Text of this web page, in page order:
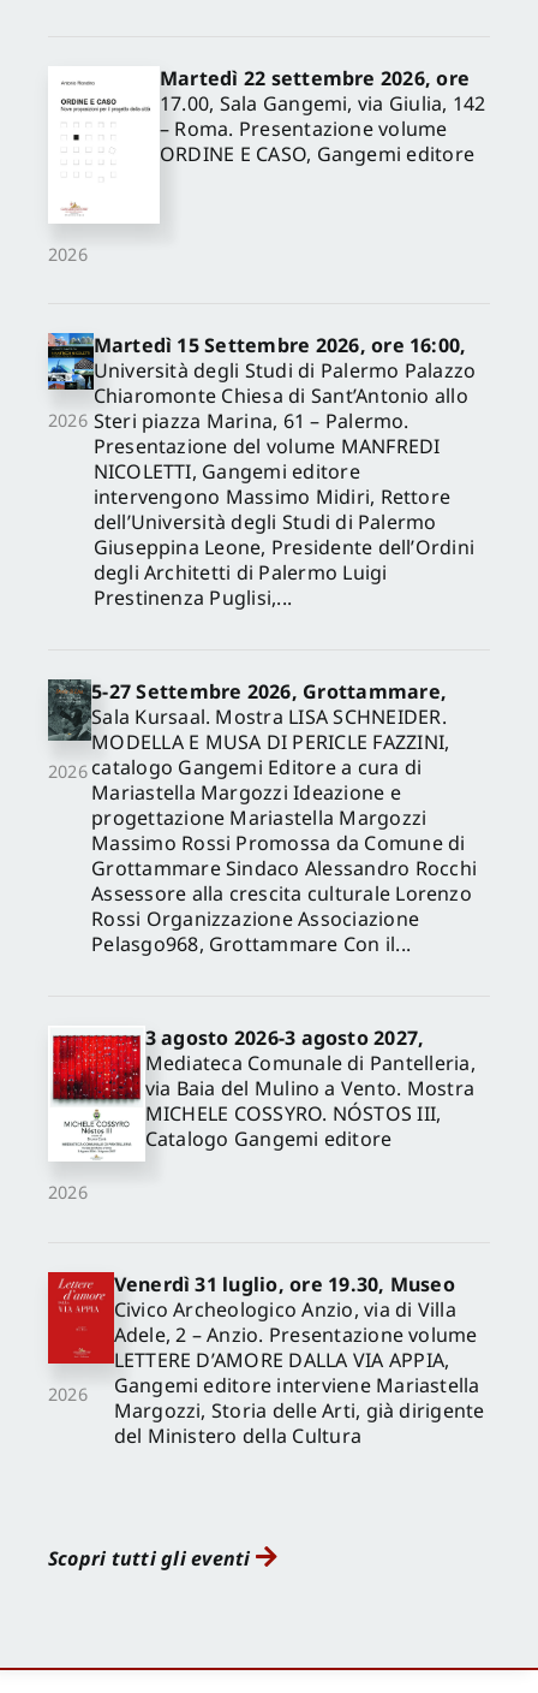
2026
Martedì 22 settembre 2026, ore
17.00, Sala Gangemi, via Giulia, 142
– Roma. Presentazione volume
ORDINE E CASO, Gangemi editore
2026
Martedì 15 Settembre 2026, ore 16:00,
Università degli Studi di Palermo Palazzo
Chiaromonte Chiesa di Sant’Antonio allo
Steri piazza Marina, 61 – Palermo.
Presentazione del volume MANFREDI
NICOLETTI, Gangemi editore
intervengono Massimo Midiri, Rettore
dell’Università degli Studi di Palermo
Giuseppina Leone, Presidente dell’Ordini
degli Architetti di Palermo Luigi
Prestinenza Puglisi,...
2026
5-27 Settembre 2026, Grottammare,
Sala Kursaal. Mostra LISA SCHNEIDER.
MODELLA E MUSA DI PERICLE FAZZINI,
catalogo Gangemi Editore a cura di
Mariastella Margozzi Ideazione e
progettazione Mariastella Margozzi
Massimo Rossi Promossa da Comune di
Grottammare Sindaco Alessandro Rocchi
Assessore alla crescita culturale Lorenzo
Rossi Organizzazione Associazione
Pelasgo968, Grottammare Con il...
2026
3 agosto 2026-3 agosto 2027,
Mediateca Comunale di Pantelleria,
via Baia del Mulino a Vento. Mostra
MICHELE COSSYRO. NÓSTOS III,
Catalogo Gangemi editore
2026
Venerdì 31 luglio, ore 19.30, Museo
Civico Archeologico Anzio, via di Villa
Adele, 2 – Anzio. Presentazione volume
LETTERE D’AMORE DALLA VIA APPIA,
Gangemi editore interviene Mariastella
Margozzi, Storia delle Arti, già dirigente
del Ministero della Cultura
Scopri tutti gli eventi